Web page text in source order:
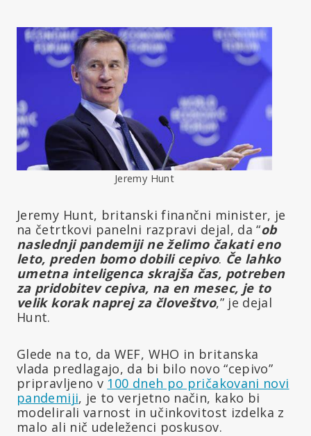
Jeremy Hunt
Jeremy Hunt, britanski finančni minister, je
na četrtkovi panelni razpravi dejal, da “ob
naslednji pandemiji ne želimo čakati eno
leto, preden bomo dobili cepivo. Če lahko
umetna inteligenca skrajša čas, potreben
za pridobitev cepiva, na en mesec, je to
velik korak naprej za človeštvo,” je dejal
Hunt.
Glede na to, da WEF, WHO in britanska
vlada predlagajo, da bi bilo novo “cepivo”
pripravljeno v 100 dneh po pričakovani novi
pandemiji, je to verjetno način, kako bi
modelirali varnost in učinkovitost izdelka z
malo ali nič udeleženci poskusov.